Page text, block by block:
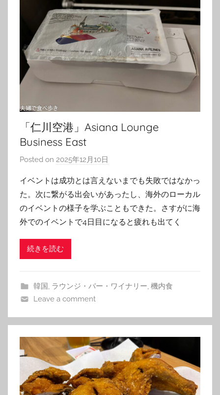
「仁川空港」Asiana Lounge
Business East
Posted on 2025年12月10日
T
o
m
イベントは成功とは言えないまでも失敗ではなかっ
た。次に繋がる出会いがあったし、海外のローカル
のイベントの様子を学ぶこともできた。さすがに海
外でのイベントで4日目になると疲れも出てく
続きを読む
韓国 ラウンジ・バー・ワイナリー 機内食
Leave a comment